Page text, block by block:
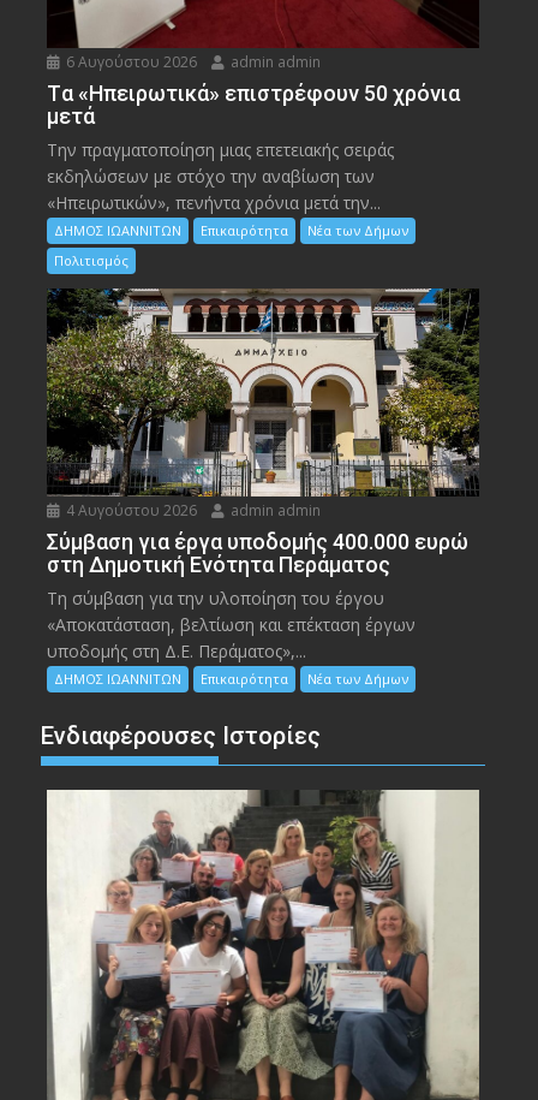
6 Αυγούστου 2026 admin admin
Tα «Ηπειρωτικά» επιστρέφουν 50 χρόνια
μετά
Την πραγματοποίηση μιας επετειακής σειράς
εκδηλώσεων με στόχο την αναβίωση των
«Ηπειρωτικών», πενήντα χρόνια μετά την...
ΔΗΜΟΣ ΙΩΑΝΝΙΤΩΝ Επικαιρότητα
Νέα των Δήμων
Πολιτισμός
4 Αυγούστου 2026 admin admin
Σύμβαση για έργα υποδομής 400.000 ευρώ
στη Δημοτική Ενότητα Περάματος
Τη σύμβαση για την υλοποίηση του έργου
«Αποκατάσταση, βελτίωση και επέκταση έργων
υποδομής στη Δ.Ε. Περάματος»,...
ΔΗΜΟΣ ΙΩΑΝΝΙΤΩΝ Επικαιρότητα Νέα των Δήμων
Ενδιαφέρουσες Ιστορίες